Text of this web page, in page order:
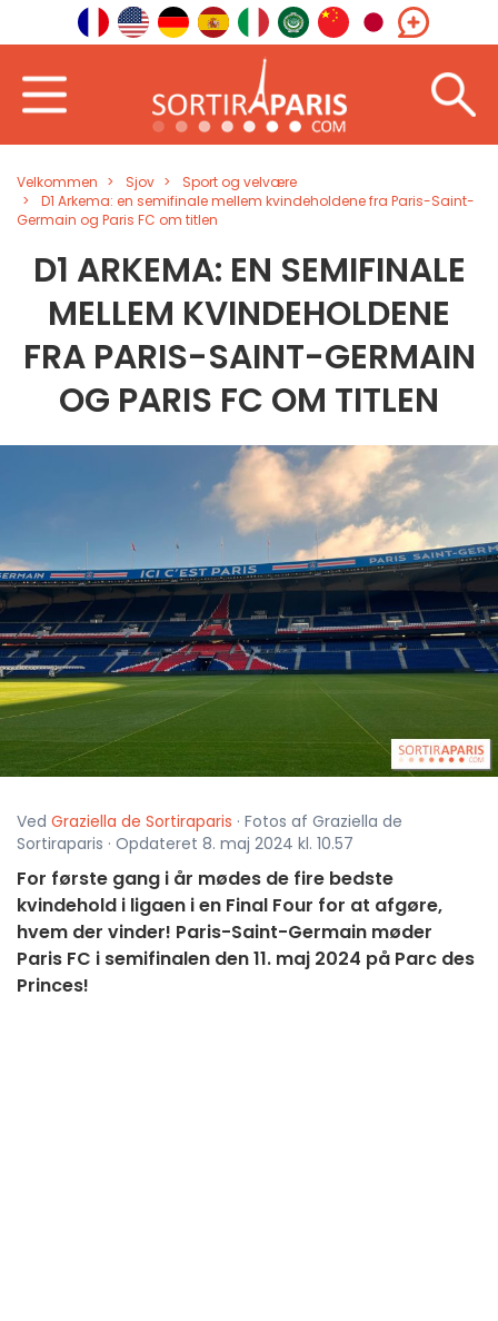
Velkommen Sjov
Sport og velvære
D1 Arkema: en semifinale mellem kvindeholdene fra Paris-Saint-
Germain og Paris FC om titlen
D1 ARKEMA: EN SEMIFINALE
MELLEM KVINDEHOLDENE
FRA PARIS-SAINT-GERMAIN
OG PARIS FC OM TITLEN
Ved Graziella de Sortiraparis · Fotos af Graziella de
Sortiraparis · Opdateret 8. maj 2024 kl. 10.57
For første gang i år mødes de fire bedste
kvindehold i ligaen i en Final Four for at afgøre,
hvem der vinder! Paris-Saint-Germain møder
Paris FC i semifinalen den 11. maj 2024 på Parc des
Princes!